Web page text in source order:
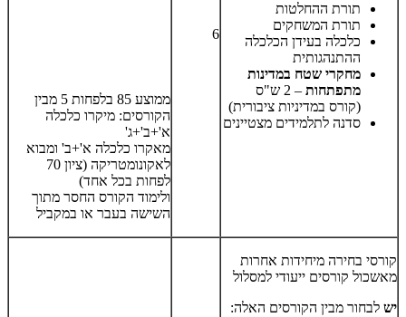
תורת ההחלטות
תורת המשחקים
כלכלה בעידן הכלכלה
ההתנהגותית
מחקרי שטח במדינות
מתפתחות
– 2 ש"ס
(קורס במדיניות ציבורית)
סדנה לתלמידים מצטיינים
6
​ממוצע 85 בלפחות 5 מבין
הקורסים: מיקרו כלכלה
א'+ב'+ג'
מאקרו כלכלה א'+ב' ומבוא
לאקונומטריקה (ציון 70
לפחות בכל אחד)
ולימוד הקורס החסר מתוך
השישה בעבר או במקביל
קורסי בחירה מיחידות אחרות
מאשכול קורסים ייעודי למסלול
יש לבחור מבין הקורסים האלה: